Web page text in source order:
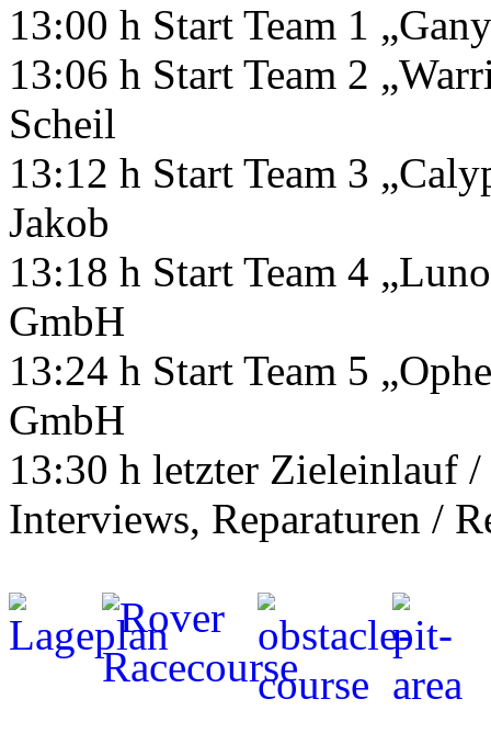
13:00 h Start Team 1
13:06 h Start Team 2
Scheil
13:12 h Start Team 3
Jakob
13:18 h Start Team 4
GmbH
13:24 h Start Team 5
GmbH
13:30 h letzter Zieleinlauf /
Interviews, Reparaturen /